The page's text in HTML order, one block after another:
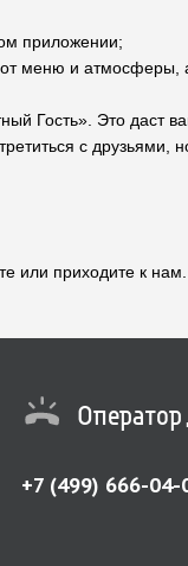
приложении;
меню и
Гость». Это даст
с
или приходите к
+7 (499) 666-04-